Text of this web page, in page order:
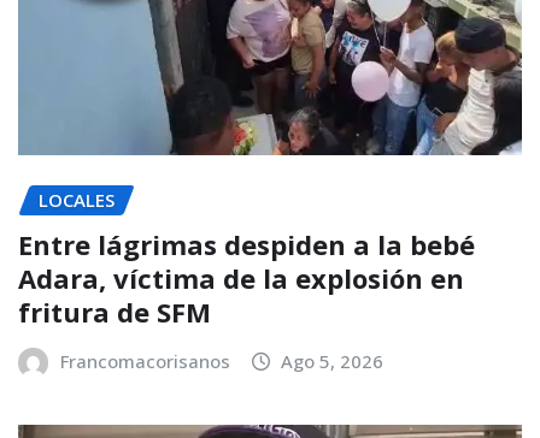
LOCALES
Entre lágrimas despiden a la bebé
Adara, víctima de la explosión en
fritura de SFM
Francomacorisanos Ago 5, 2026